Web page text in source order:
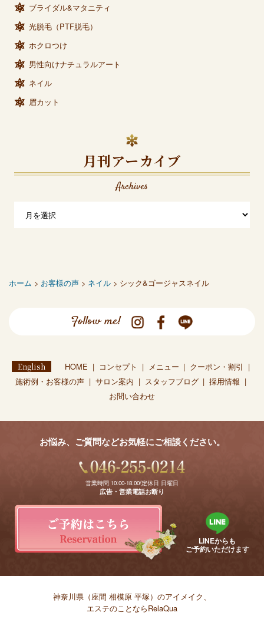
ブライダル&マタニティ
光脱毛（PTF脱毛）
ホクロつけ
男性向けナチュラルアート
ネイル
眉カット
月刊アーカイブ
Archives
ホーム > お客様の声 > ネイル > シック&ゴージャスネイル
Follow me!
English HOME コンセプト メニュー
クーポン・割引
施術例・お客様の声
サロン案内 スタッフブログ
採用情報
お問い合わせ
お悩み、ご質問などお気軽にご相談ください。
営業時間 10:00-18:00/定休日 日曜日
広告・営業電話お断り
LINEからも
ご予約いただけます
神奈川県（座間 相模原 平塚）のアイメイク、
エステのことならRelaQua